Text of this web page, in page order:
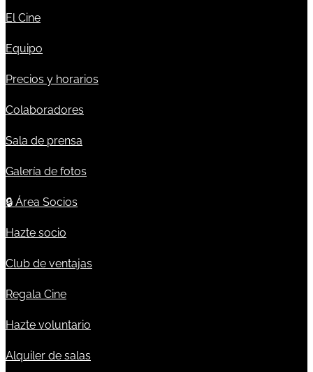
El Cine
Equipo
Precios y horarios
Colaboradores
Sala de prensa
Galería de fotos
🔒 Área Socios
Hazte socio
Club de ventajas
Regala Cine
Hazte voluntario
Alquiler de salas